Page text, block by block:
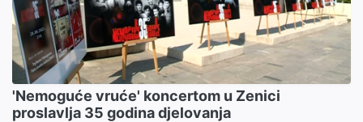
'Nemoguće vruće' koncertom u Zenici
proslavlja 35 godina djelovanja